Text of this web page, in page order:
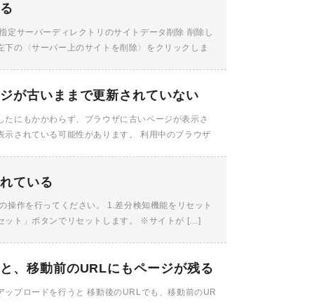
定サーバーディレクトリのサイトデータ削除 削除し
の〈サーバー上のサイトを削除〉をクリックしま
が古いままで更新されていない
にもかかわらず、ブラウザに古いページが表示さ
されている可能性があります。 利用中のブラウザ
ている
操作を行ってください。 1.差分検知機能をリセット
ット」ボタンでリセットします。 ※サイトが […]
、移動前のURLにもページが残る
プロードを行うと 移動後のURLでも、移動前のUR